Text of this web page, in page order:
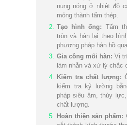
nung nóng ở nhiệt độ
mỏng thành tấm thép.
Tạo hình ống: Tấm
tròn và hàn lại theo
phương pháp hàn hồ
Gia công mối hàn: Vị
làm nhẵn và xử lý chắc
Kiểm tra chất lượng:
kiểm tra kỹ lưỡng
pháp siêu âm, thủy
chất lượng.
Hoàn thiện sản phẩm: